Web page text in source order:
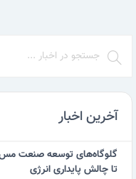
آخرین اخبار
گلوگاه‌های توسعه صنعت مس
تا چالش پایداری انرژی